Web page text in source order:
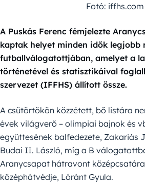
Fotó: iffhs.com
A Puskás Ferenc fémjelezte
kaptak helyet minden idők legjobb
futballválogatottjában, amelyet a
történetével és statisztikáival
szervezet (IFFHS) állított össze.
A csütörtökön közzétett, bő listára
évek világverő – olimpiai bajnok és
együttesének balfedezete, Zakariás
Budai II. László, míg a B
Aranycsapat hátravont
középhátvédje, Lóránt Gyula.